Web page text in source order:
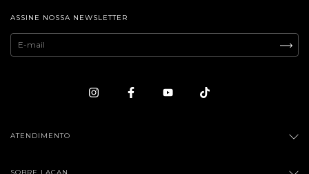
ASSINE NOSSA NEWSLETTER
ATENDIMENTO